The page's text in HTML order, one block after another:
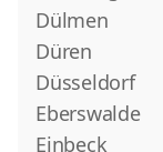
Dülmen
Düren
Düsseldorf
Eberswalde
Einbeck